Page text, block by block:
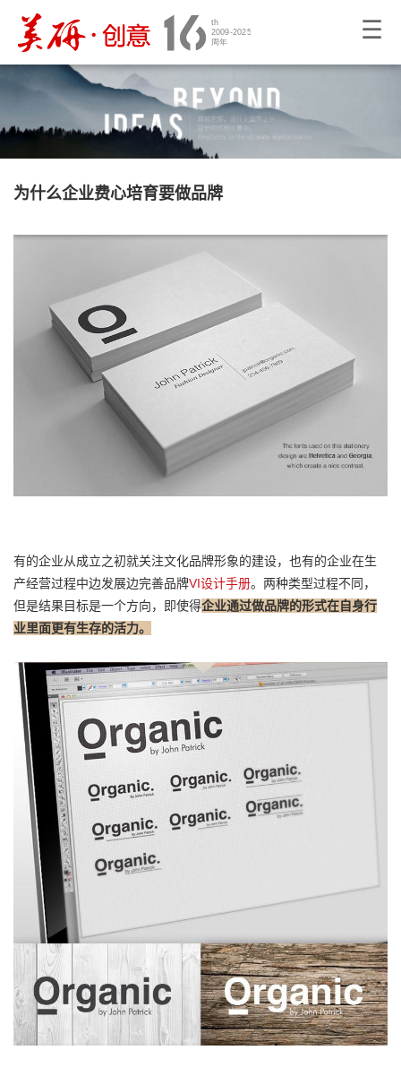
☰
为什么企业费心培育要做品牌
有的企业从成立之初就关注文化品牌形象的建设，也有的企业在生
产经营过程中边发展边完善品牌VI设计手册。两种类型过程不同，
但是结果目标是一个方向，即使得企业通过做品牌的形式在自身行
业里面更有生存的活力。